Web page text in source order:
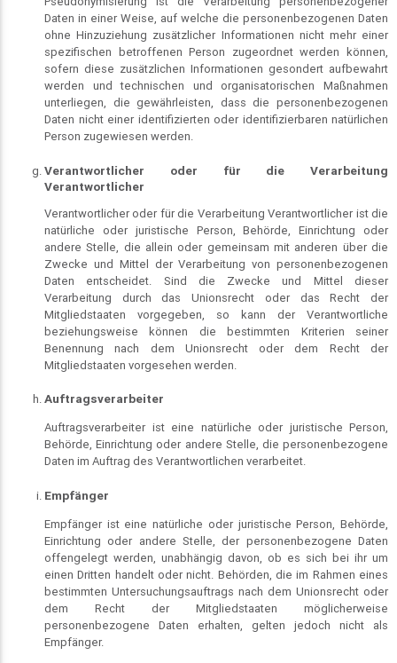
Daten in einer Weise, auf welche die personenbezogenen Daten
ohne Hinzuziehung zusätzlicher Informationen nicht mehr einer
spezifischen betroffenen Person zugeordnet werden können,
sofern diese zusätzlichen Informationen gesondert aufbewahrt
werden und technischen und organisatorischen Maßnahmen
unterliegen, die gewährleisten, dass die personenbezogenen
Daten nicht einer identifizierten oder identifizierbaren natürlichen
Person zugewiesen werden.
Verantwortlicher oder für die Verarbeitung
Verantwortlicher
Verantwortlicher oder für die Verarbeitung Verantwortlicher ist die
natürliche oder juristische Person, Behörde, Einrichtung oder
andere Stelle, die allein oder gemeinsam mit anderen über die
Zwecke und Mittel der Verarbeitung von personenbezogenen
Daten entscheidet. Sind die Zwecke und Mittel dieser
Verarbeitung durch das Unionsrecht oder das Recht der
Mitgliedstaaten vorgegeben, so kann der Verantwortliche
beziehungsweise können die bestimmten Kriterien seiner
Benennung nach dem Unionsrecht oder dem Recht der
Mitgliedstaaten vorgesehen werden.
Auftragsverarbeiter
Auftragsverarbeiter ist eine natürliche oder juristische Person,
Behörde, Einrichtung oder andere Stelle, die personenbezogene
Daten im Auftrag des Verantwortlichen verarbeitet.
Empfänger
Empfänger ist eine natürliche oder juristische Person, Behörde,
Einrichtung oder andere Stelle, der personenbezogene Daten
offengelegt werden, unabhängig davon, ob es sich bei ihr um
einen Dritten handelt oder nicht. Behörden, die im Rahmen eines
bestimmten Untersuchungsauftrags nach dem Unionsrecht oder
dem Recht der Mitgliedstaaten möglicherweise
personenbezogene Daten erhalten, gelten jedoch nicht als
Empfänger.